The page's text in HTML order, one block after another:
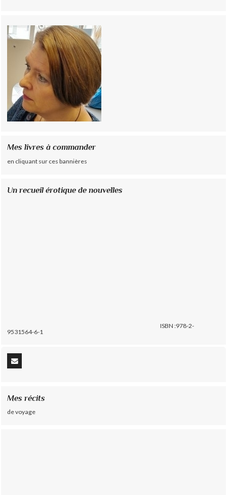
Mes livres à commander
en cliquant sur ces bannières
Un recueil érotique de nouvelles
ISBN :978-2-
9531564-6-1
Mes récits
de voyage